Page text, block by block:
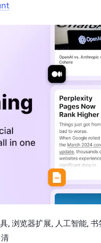
, 浏览器扩展, 人工智能,